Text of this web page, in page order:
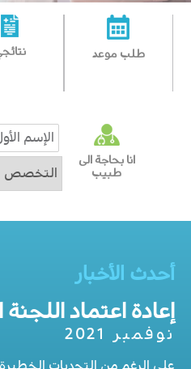
طلب موعد
انا بحاجة الى
طبيب
أحدث الأخبار
إعادة اعتماد
نوفمبر 2021
على الرغم من التحديات الخطيرة